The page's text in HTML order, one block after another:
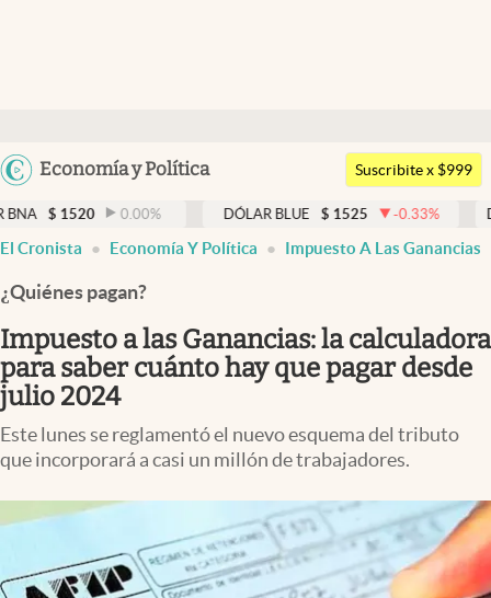
Argentina
Uruguay
Economía y Política
Members
Economía y Política
Finanzas y Mercados
Mercados Online
Negocios
Columnistas
Apertura
Infotechnology
Clima
Suscribite x $999
0.00% DÓLAR BLUE $ 1525 -0.33% DÓLAR
El Cronista Economía Y Política Impuesto A Las Ganancias
¿Quiénes pagan?
Impuesto a las Ganancias: la calculadora
para saber cuánto hay que pagar desde
julio 2024
Este lunes se reglamentó el nuevo esquema del tributo
que incorporará a casi un millón de trabajadores.